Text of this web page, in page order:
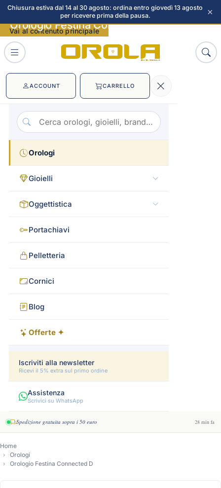
Chiusura estiva dal 14 al 30 agosto: ordina entro giovedì 13 agosto
per ricevere prima della pausa.
×
Vai al contenuto principale
ACCOUNT CARRELLO
Orologi
Gioielli
Oggettistica
Portachiavi
Pelletteria
Cornici
Blog
Offerte ✦
Iscriviti alla newsletter
Ricevi il 5% extra sul primo ordine
Assistenza
Scrivici su WhatsApp
Spedizione gratuita sopra i 50 euro 28 min fa
Home
Orologi
Orologio Festina Connected D
Orologio Festina Connected D immagini